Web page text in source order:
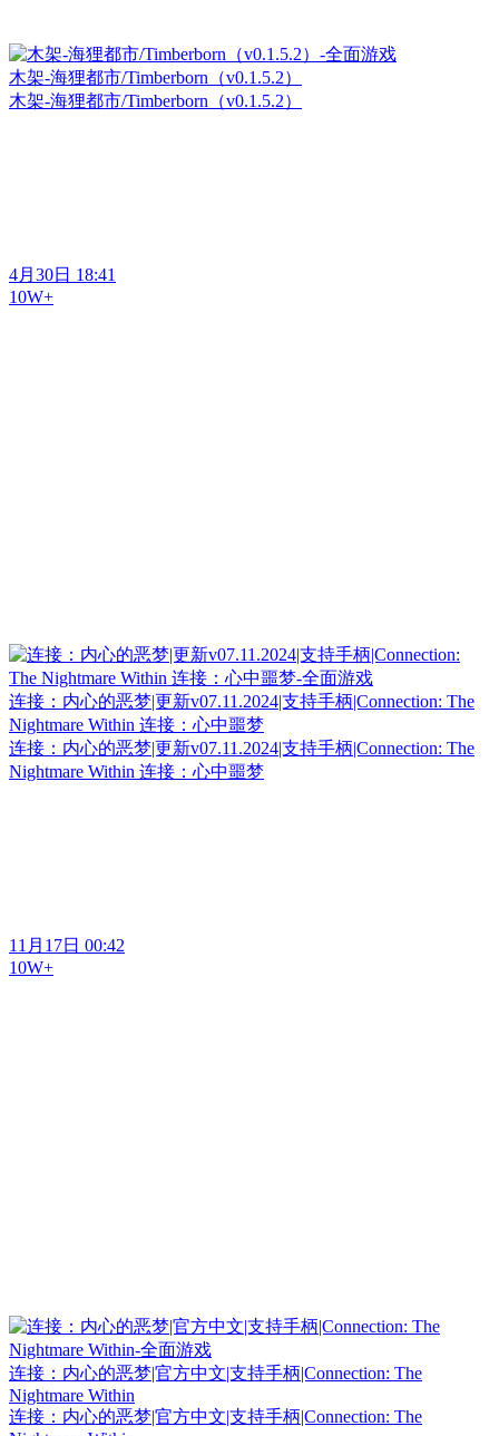
木架-海狸都市/Timberborn（v0.1.5.2）
木架-海狸都市/Timberborn（v0.1.5.2）
4月30日 18:41
10W+
连接：内心的恶梦|更新v07.11.2024|支持手柄|Connection: The
Nightmare Within 连接：心中噩梦
连接：内心的恶梦|更新v07.11.2024|支持手柄|Connection: The
Nightmare Within 连接：心中噩梦
11月17日 00:42
10W+
连接：内心的恶梦|官方中文|支持手柄|Connection: The
Nightmare Within
连接：内心的恶梦|官方中文|支持手柄|Connection: The